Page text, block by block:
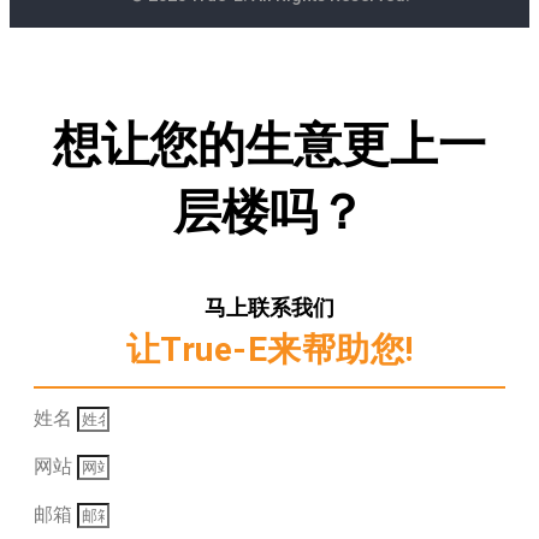
想让您的生意更上一
层楼吗？
马上联系我们
让True-E来帮助您!
姓名
网站
邮箱